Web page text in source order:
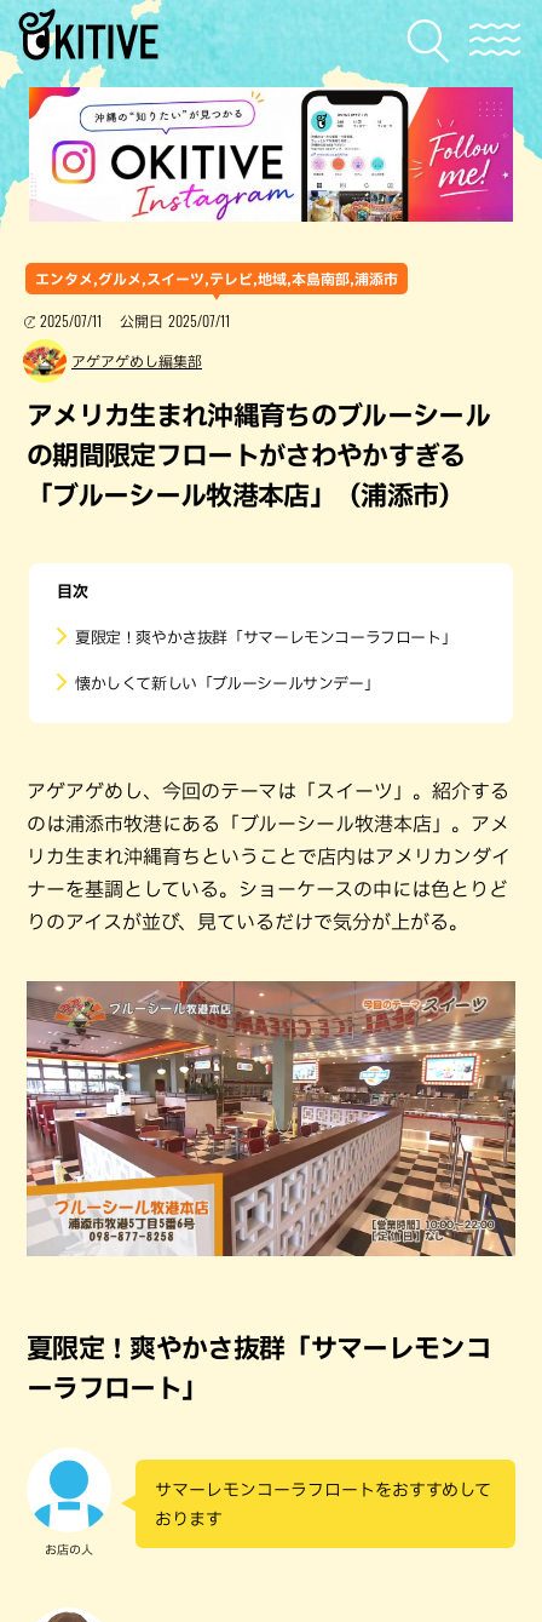
エンタメ,グルメ,スイーツ,テレビ,地域,本島南部,浦添市
2025/07/11 公開日 2025/07/11
アゲアゲめし編集部
アメリカ生まれ沖縄育ちのブルーシール
の期間限定フロートがさわやかすぎる
「ブルーシール牧港本店」（浦添市）
目次
夏限定！爽やかさ抜群「サマーレモンコーラフロート」
懐かしくて新しい「ブルーシールサンデー」
アゲアゲめし、今回のテーマは「スイーツ」。紹介する
のは浦添市牧港にある「ブルーシール牧港本店」。アメ
リカ生まれ沖縄育ちということで店内はアメリカンダイ
ナーを基調としている。ショーケースの中には色とりど
りのアイスが並び、見ているだけで気分が上がる。
夏限定！爽やかさ抜群「サマーレモンコ
ーラフロート」
お店の人
サマーレモンコーラフロートをおすすめして
おります